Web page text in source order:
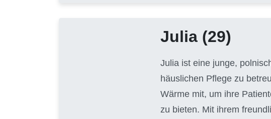
Julia (29)
Julia ist eine junge,
häuslichen Pflege zu
Wärme mit, um ihre
zu bieten. Mit ihrem